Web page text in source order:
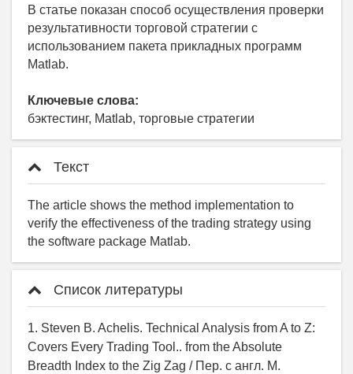
В статье показан способ осуществления проверки
результативности торговой стратегии с
использованием пакета прикладных программ
Matlab.
Ключевые слова:
бэктестинг, Matlab, торговые стратегии
Текст
The article shows the method implementation to
verify the effectiveness of the trading strategy using
the software package Matlab.
Список литературы
1. Steven B. Achelis. Technical Analysis from A to Z:
Covers Every Trading Tool.. from the Absolute
Breadth Index to the Zig Zag / Пер. с англ. М.